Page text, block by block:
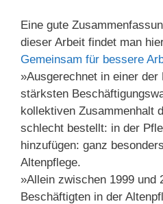
Eine gute
dieser Arbeit findet man
Gemeinsam für bessere
»Ausgerechnet in einer der
stärksten
kollektiven Zusammenhalt
schlecht bestellt: in der
hinzufügen: ganz
Altenpflege.
»Allein zwischen 1999 und
Beschäftigten in der